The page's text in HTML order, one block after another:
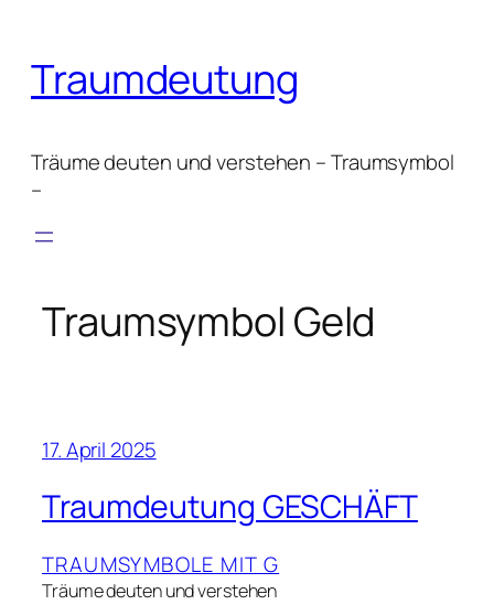
springen
Traumdeutung
Träume deuten und verstehen – Traumsymbol
–
Traumsymbol Geld
17. April 2025
Traumdeutung GESCHÄFT
TRAUMSYMBOLE MIT G
Träume deuten und verstehen